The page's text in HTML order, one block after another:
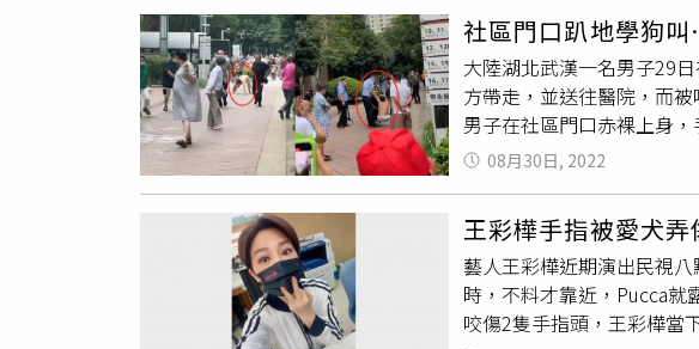
因郊狼的攻擊有許多抓痕
區居民都已經很習慣自家
子，是絕對不能接受的」
能介入幫助居民處理此問
到郊狼攻擊。而為避免郊
社區門口趴地學狗
大陸湖北武漢一名男子29
方帶走，並送往醫院，而
男子在社區門口赤裸上身
居民被嚇得趕緊跑開，不
起來很不正常，「以為他
子送往醫院，「人已經送
區分局漢興派出所一工作
目前具體情況暫不清楚。
08月30日, 2022
王彩樺手指被愛犬
藝人王彩樺近期演出民視
時，不料才靠近，Pucca就
咬傷2隻手指頭，王彩樺當